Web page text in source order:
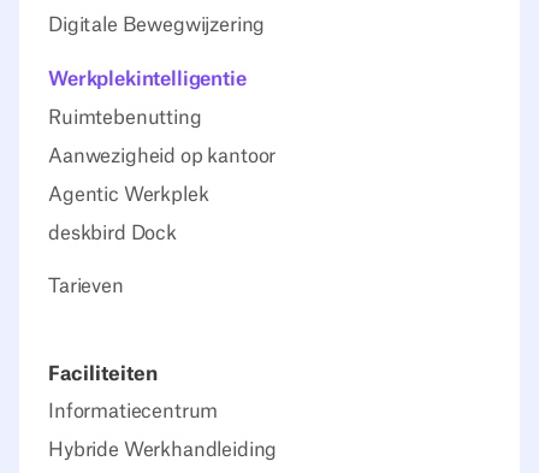
Digitale Bewegwijzering
Werkplekintelligentie
Ruimtebenutting
Aanwezigheid op kantoor
Agentic Werkplek
deskbird Dock
Tarieven
Faciliteiten
Informatiecentrum
Hybride Werkhandleiding